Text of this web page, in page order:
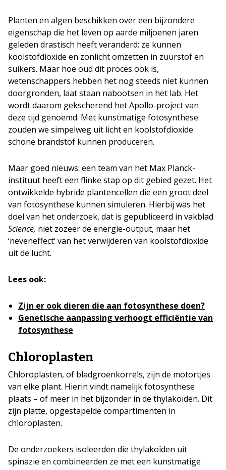
Planten en algen beschikken over een bijzondere
eigenschap die het leven op aarde miljoenen jaren
geleden drastisch heeft veranderd: ze kunnen
koolstofdioxide en zonlicht omzetten in zuurstof en
suikers. Maar hoe oud dit proces ook is,
wetenschappers hebben het nog steeds niet kunnen
doorgronden, laat staan nabootsen in het lab. Het
wordt daarom gekscherend het Apollo-project van
deze tijd genoemd. Met kunstmatige fotosynthese
zouden we simpelweg uit licht en koolstofdioxide
schone brandstof kunnen produceren.
Maar goed nieuws: een team van het Max Planck-
instituut heeft een flinke stap op dit gebied gezet. Het
ontwikkelde hybride plantencellen die een groot deel
van fotosynthese kunnen simuleren. Hierbij was het
doel van het onderzoek, dat is gepubliceerd in vakblad
Science, niet zozeer de energie-output, maar het
‘neveneffect’ van het verwijderen van koolstofdioxide
uit de lucht.
Lees ook:
Zijn er ook dieren die aan fotosynthese doen?
Genetische aanpassing verhoogt efficiëntie van
fotosynthese
Chloroplasten
Chloroplasten, of bladgroenkorrels, zijn de motortjes
van elke plant. Hierin vindt namelijk fotosynthese
plaats – of meer in het bijzonder in de thylakoïden. Dit
zijn platte, opgestapelde compartimenten in
chloroplasten.
De onderzoekers isoleerden die thylakoïden uit
spinazie en combineerden ze met een kunstmatige